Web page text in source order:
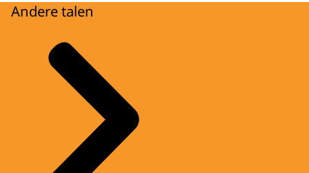
Andere talen